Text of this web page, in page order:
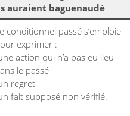
auraient baguenaudé
conditionnel passé s’emploie
exprimer :
action qui n’a pas eu lieu
le passé
regret
fait supposé non vérifié.